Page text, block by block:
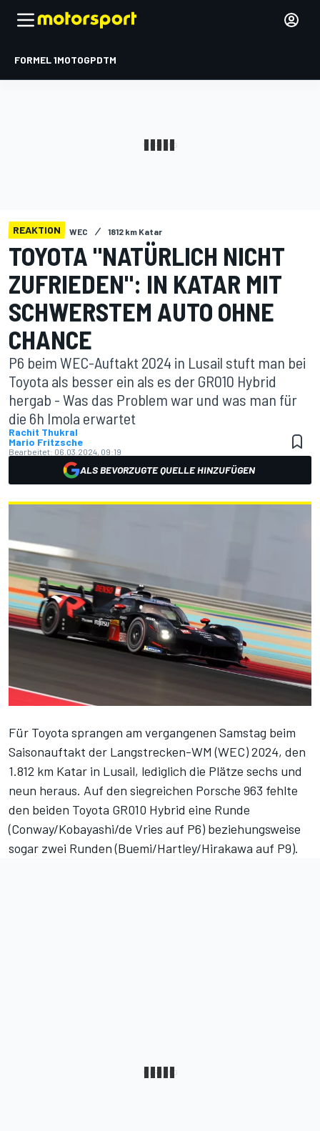
FORMEL 1MOTOGPDTM
REAKTION WEC 1812 km Katar
TOYOTA "NATÜRLICH NICHT
ZUFRIEDEN": IN KATAR MIT
SCHWERSTEM AUTO OHNE
CHANCE
P6 beim WEC-Auftakt 2024 in Lusail stuft man bei
Toyota als besser ein als es der GR010 Hybrid
hergab - Was das Problem war und was man für
die 6h Imola erwartet
Rachit Thukral
Mario Fritzsche
Bearbeitet: 06.03.2024, 09:19
ALS BEVORZUGTE QUELLE HINZUFÜGEN
Für Toyota sprangen am vergangenen Samstag beim
Saisonauftakt der Langstrecken-WM (WEC) 2024, den
1.812 km Katar in Lusail, lediglich die Plätze sechs und
neun heraus. Auf den siegreichen Porsche 963 fehlte
den beiden Toyota GR010 Hybrid eine Runde
(Conway/Kobayashi/de Vries auf P6) beziehungsweise
sogar zwei Runden (Buemi/Hartley/Hirakawa auf P9).